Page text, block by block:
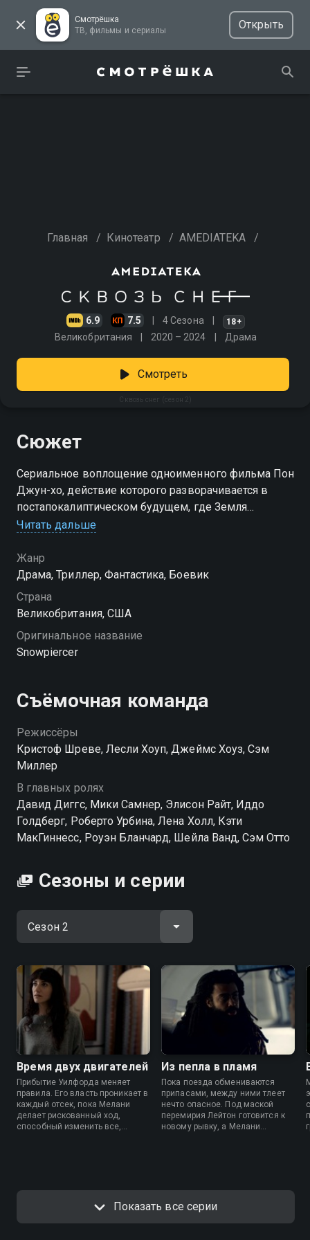
Смотрёшка
ТВ, фильмы и сериалы
Открыть
Главная / Кинотеатр / AMEDIATEKA /
6.9 7.5 4 Сезона 18+
Великобритания 2020 – 2024 Драма
Сквозь снег (сезон 2)
Смотреть
Сюжет
Сериальное воплощение одноименного фильма Пон
Джун-хо, действие которого разворачивается в
постапокалиптическом будущем, где Земля
превратилась в ледяную пустошь.
Посмотреть онлайн 2 сезон сериала Сквозь снег вы
можете совершенно бесплатно в хорошем HD
качестве на Смотрёшке
Читать дальше
Жанр
Драма, Триллер, Фантастика, Боевик
Страна
Великобритания, США
Оригинальное название
Snowpiercer
Съёмочная команда
Режиссёры
Кристоф Шреве, Лесли Хоуп, Джеймс Хоуз, Сэм
Миллер
В главных ролях
Давид Диггс, Мики Самнер, Элисон Райт, Иддо
Голдберг, Роберто Урбина, Лена Холл, Кэти
МакГиннесс, Роуэн Бланчард, Шейла Ванд, Сэм Отто
Сезоны и серии
Время двух двигателей
Прибытие Уилфорда меняет
правила. Его власть проникает в
каждый отсек, пока Мелани
делает рискованный ход,
способный изменить все,
Из пепла в пламя
Пока поезда обмениваются
припасами, между ними тлеет
нечто опасное. Под маской
перемирия Лейтон готовится к
новому рывку, а Мелани
Показать все серии